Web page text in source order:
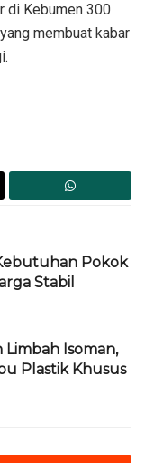
di Kebumen 300
membuat kabar
Pokok
Stabil
Isoman,
Plastik Khusus